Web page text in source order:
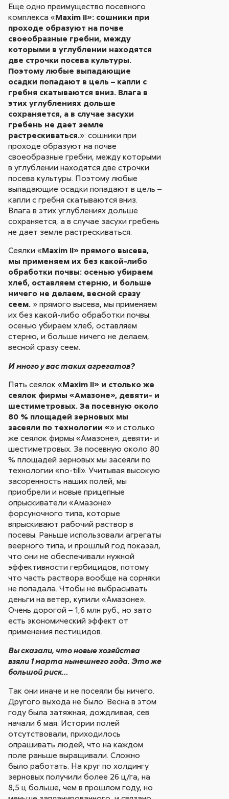
Еще одно преимущество посевного
комплекса «Maxim II»: сошники при
проходе образуют на почве
своеобразные гребни, между
которыми в углублении находятся
две строчки посева культуры.
Поэтому любые выпадающие
осадки попадают в цель – капли с
гребня скатываются вниз. Влага в
этих углублениях дольше
сохраняется, а в случае засухи
гребень не дает земле
растрескиваться.»: сошники при
проходе образуют на почве
своеобразные гребни, между которыми
в углублении находятся две строчки
посева культуры. Поэтому любые
выпадающие осадки попадают в цель –
капли с гребня скатываются вниз.
Влага в этих углублениях дольше
сохраняется, а в случае засухи гребень
не дает земле растрескиваться.
Сеялки «Maxim II» прямого высева,
мы применяем их без какой-либо
обработки почвы: осенью убираем
хлеб, оставляем стерню, и больше
ничего не делаем, весной сразу
сеем. » прямого высева, мы применяем
их без какой-либо обработки почвы:
осенью убираем хлеб, оставляем
стерню, и больше ничего не делаем,
весной сразу сеем.
И много у вас таких агрегатов?
Пять сеялок «Maxim II» и столько же
сеялок фирмы «Амазоне», девяти- и
шестиметровых. За посевную около
80 % площадей зерновых мы
засеяли по технологии «» и столько
же сеялок фирмы «Амазоне», девяти- и
шестиметровых. За посевную около 80
% площадей зерновых мы засеяли по
технологии «no-till». Учитывая высокую
засоренность наших полей, мы
приобрели и новые прицепные
опрыскиватели «Амазоне»
форсуночного типа, которые
впрыскивают рабочий раствор в
посевы. Раньше использовали агрегаты
веерного типа, и прошлый год показал,
что они не обеспечивали нужной
эффективности гербицидов, потому
что часть раствора вообще на сорняки
не попадала. Чтобы не выбрасывать
деньги на ветер, купили «Амазоне».
Очень дорогой – 1,6 млн руб., но зато
есть экономический эффект от
применения пестицидов.
Вы сказали, что новые хозяйства
взяли 1 марта нынешнего года. Это же
большой риск…
Так они иначе и не посеяли бы ничего.
Другого выхода не было. Весна в этом
году была затяжная, дождливая, сев
начали 6 мая. Истории полей
отсутствовали, приходилось
опрашивать людей, что на каждом
поле раньше выращивали. Сложно
было работать. На круг по холдингу
зерновых получили более 26 ц/га, на
8,5 ц больше, чем в прошлом году, но